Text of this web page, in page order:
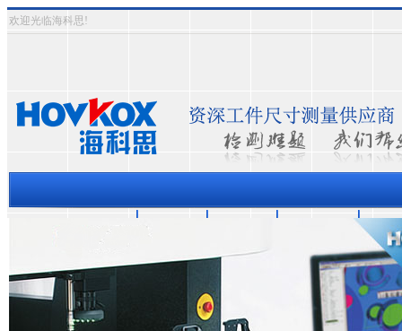
欢迎光临海科思!
测量
热门关键词： 三次元影象式测量仪 半自动影像测量仪 全自动